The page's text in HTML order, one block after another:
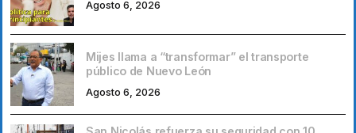
Agosto 6, 2026
Mijes llama a “transformar” el transporte
público de Nuevo León
Agosto 6, 2026